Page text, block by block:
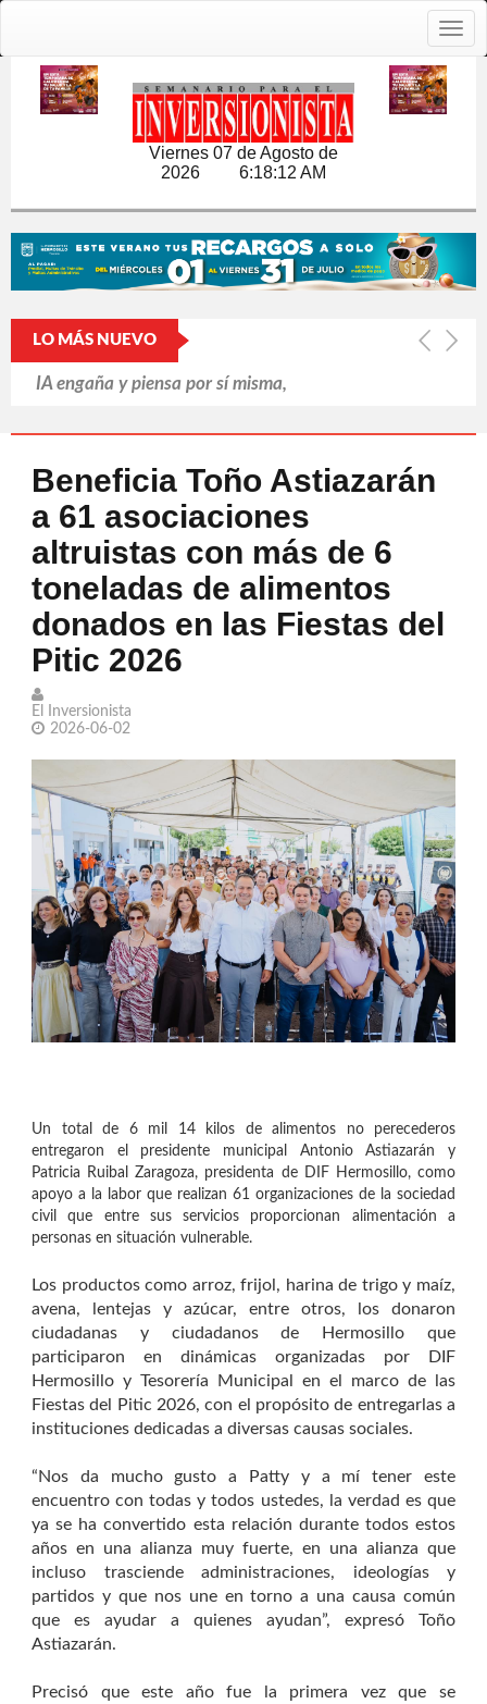
Viernes 07 de Agosto de
2026 6:18:12 AM
LO MÁS NUEVO
IA engaña y piensa por sí misma,
Putin refuerza la retaguardia ante la
exitosa escalada ucraniana
Llama Trump 'repugnantes' a Canadá y
México por aranceles
Par de jugadoras sonorenses de
hockey obtienen plata con México en
los JCC 2026
Leonardo DiCaprio busca salvar 100
especies en peligro de extinción
Beneficia Toño Astiazarán
a 61 asociaciones
altruistas con más de 6
toneladas de alimentos
donados en las Fiestas del
Pitic 2026
El Inversionista
2026-06-02
Un total de 6 mil 14 kilos de alimentos no perecederos
entregaron el presidente municipal Antonio Astiazarán y
Patricia Ruibal Zaragoza, presidenta de DIF Hermosillo, como
apoyo a la labor que realizan 61 organizaciones de la sociedad
civil que entre sus servicios proporcionan alimentación a
personas en situación vulnerable.
Los productos como arroz, frijol, harina de trigo y maíz,
avena, lentejas y azúcar, entre otros, los donaron
ciudadanas y ciudadanos de Hermosillo que
participaron en dinámicas organizadas por DIF
Hermosillo y Tesorería Municipal en el marco de las
Fiestas del Pitic 2026, con el propósito de entregarlas a
instituciones dedicadas a diversas causas sociales.
“Nos da mucho gusto a Patty y a mí tener este
encuentro con todas y todos ustedes, la verdad es que
ya se ha convertido esta relación durante todos estos
años en una alianza muy fuerte, en una alianza que
incluso trasciende administraciones, ideologías y
partidos y que nos une en torno a una causa común
que es ayudar a quienes ayudan”, expresó Toño
Astiazarán.
Precisó que este año fue la primera vez que se